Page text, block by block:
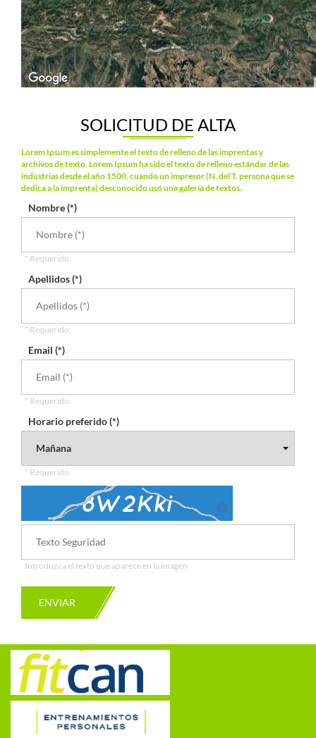
SOLICITUD DE ALTA
Lorem Ipsum es simplemente el texto de relleno de las imprentas y
archivos de texto. Lorem Ipsum ha sido el texto de relleno estándar de las
industrias desde el año 1500, cuando un impresor (N. del T. persona que se
dedica a la imprenta) desconocido usó una galería de textos.
Nombre (*)
* Requerido.
Apellidos (*)
* Requerido.
Email (*)
* Requerido.
Horario preferido (*)
* Requerido.
Introduzca el texto que aparece en la imagen
ENVIAR